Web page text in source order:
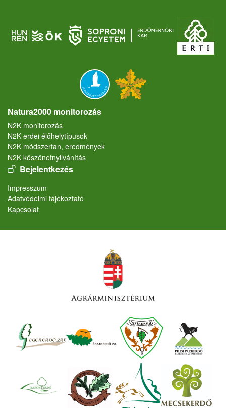
Natura2000 monitorozás
N2K monitorozás
N2K erdei élőhelytípusok
N2K módszertan, eredmények
N2K köszönetnyilvánítás
User account menu
Bejelentkezés
Lábléc
Impresszum
Adatvédelmi tájékoztató
Kapcsolat